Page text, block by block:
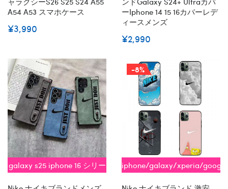
A54 A53 スマホケース
¥3,990
ーiphone 14 15 16カバーレデ
ィースメンズ
¥2,990
galaxy s25 iphone 16 シリー
-8%
iphone/galaxy/xperia/